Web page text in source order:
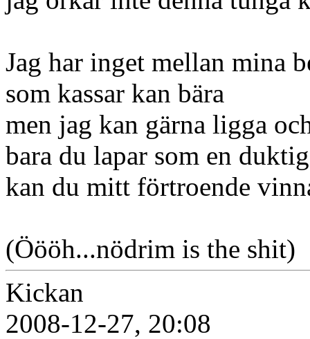
Jag har inget mellan mina
som kassar kan bära
men jag kan gärna ligga
bara du lapar som en
kan du mitt förtroende
(Öööh...nödrim is the shit)
Kickan
2008-12-27, 20:08